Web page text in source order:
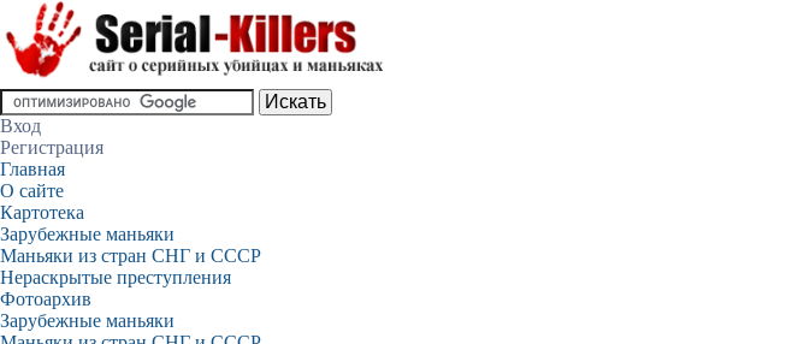
Вход
Регистрация
Главная
О сайте
Картотека
Зарубежные маньяки
Маньяки из стран СНГ и СССР
Нераскрытые преступления
Фотоархив
Зарубежные маньяки